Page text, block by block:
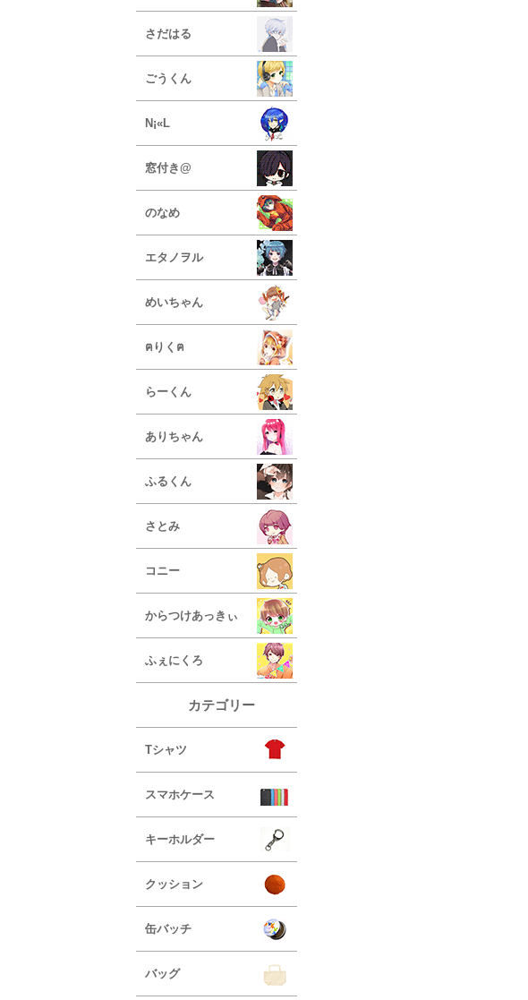
さだはる
ごうくん
N¡«L
窓付き@
のなめ
エタノヲル
めいちゃん
ฅりくฅ
らーくん
ありちゃん
ふるくん
さとみ
コニー
からつけあっきぃ
ふぇにくろ
カテゴリー
Tシャツ
スマホケース
キーホルダー
クッション
缶バッチ
バッグ